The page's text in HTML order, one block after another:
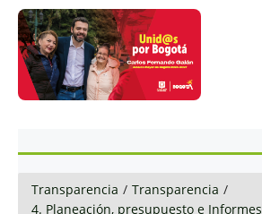
Transparencia / Transparencia /
4. Planeación, presupuesto e Informes